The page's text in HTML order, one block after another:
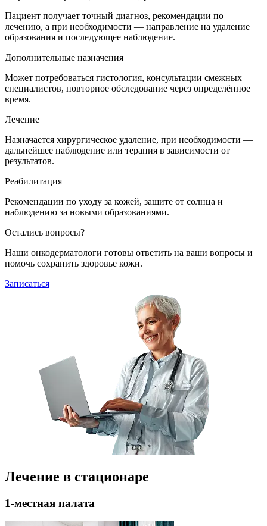
Пациент получает точный диагноз, рекомендации по
лечению, а при необходимости — направление на удаление
образования и последующее наблюдение.
Дополнительные назначения
Может потребоваться гистология, консультации смежных
специалистов, повторное обследование через определённое
время.
Лечение
Назначается хирургическое удаление, при необходимости —
дальнейшее наблюдение или терапия в зависимости от
результатов.
Реабилитация
Рекомендации по уходу за кожей, защите от солнца и
наблюдению за новыми образованиями.
Остались вопросы?
Наши онкодерматологи готовы ответить на ваши вопросы и
помочь сохранить здоровье кожи.
Записаться
Лечение в стационаре
1-местная палата